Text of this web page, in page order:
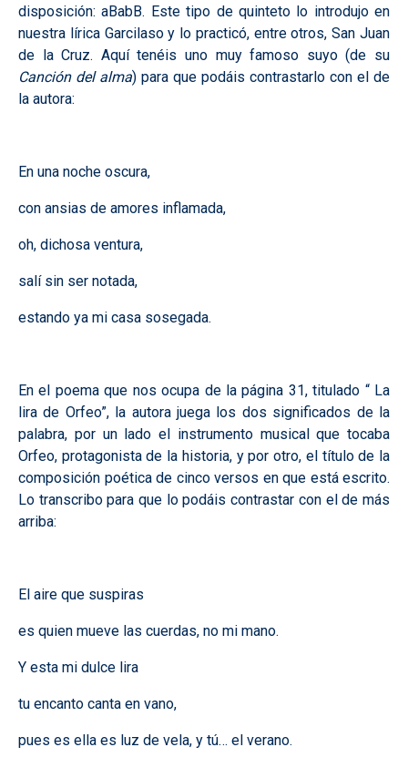
disposición: aBabB. Este tipo de quinteto lo introdujo en
nuestra lírica Garcilaso y lo practicó, entre otros, San Juan
de la Cruz. Aquí tenéis uno muy famoso suyo (de su
Canción del alma) para que podáis contrastarlo con el de
la autora:
En una noche oscura,
con ansias de amores inflamada,
oh, dichosa ventura,
salí sin ser notada,
estando ya mi casa sosegada.
En el poema que nos ocupa de la página 31, titulado “ La
lira de Orfeo”, la autora juega los dos significados de la
palabra, por un lado el instrumento musical que tocaba
Orfeo, protagonista de la historia, y por otro, el título de la
composición poética de cinco versos en que está escrito.
Lo transcribo para que lo podáis contrastar con el de más
arriba:
El aire que suspiras
es quien mueve las cuerdas, no mi mano.
Y esta mi dulce lira
tu encanto canta en vano,
pues es ella es luz de vela, y tú… el verano.